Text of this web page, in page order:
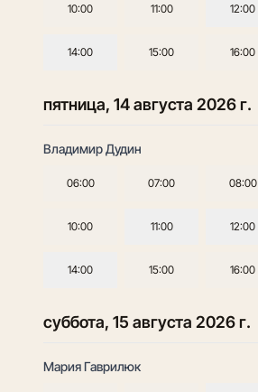
10:00 11:00 12:00
14:00 15:00 16:00
пятница, 14 августа 2026 г.
Владимир Дудин
06:00 07:00 08:00
10:00 11:00 12:00
14:00 15:00 16:00
суббота, 15 августа 2026 г.
Мария Гаврилюк